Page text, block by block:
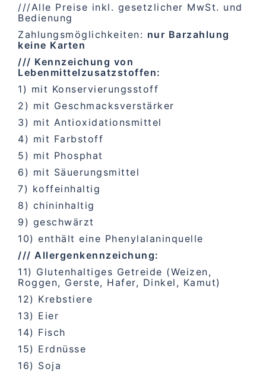
///Alle Preise inkl. gesetzlicher MwSt. und
Bedienung
Zahlungsmöglichkeiten: nur Barzahlung
keine Karten
/// Kennzeichung von
Lebenmittelzusatzstoffen:
1) mit Konservierungsstoff
2) mit Geschmacksverstärker
3) mit Antioxidationsmittel
4) mit Farbstoff
5) mit Phosphat
6) mit Säuerungsmittel
7) koffeinhaltig
8) chininhaltig
9) geschwärzt
10) enthält eine Phenylalaninquelle
/// Allergenkennzeichung:
11) Glutenhaltiges Getreide (Weizen,
Roggen, Gerste, Hafer, Dinkel, Kamut)
12) Krebstiere
13) Eier
14) Fisch
15) Erdnüsse
16) Soja